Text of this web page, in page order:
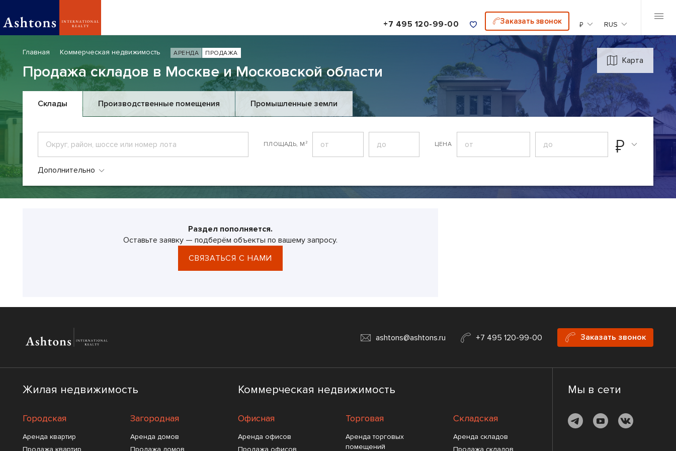
+7 495 120-99-00 Заказать звонок ₽ RUS
Карта
Главная Коммерческая недвижимость АРЕНДА ПРОДАЖА
Продажа складов в Москве и Московской области
Склады Производственные помещения Промышленные земли
ПЛОЩАДЬ, М² ЦЕНА ₽
Дополнительно
Раздел пополняется.
Оставьте заявку — подберём объекты по вашему запросу.
СВЯЗАТЬСЯ С НАМИ
ashtons@ashtons.ru +7 495 120-99-00 Заказать звонок
Жилая недвижимость
Городская
Аренда квартир
Продажа квартир
Загородная
Аренда домов
Продажа домов
Коммерческая недвижимость
Офисная
Аренда офисов
Продажа офисов
Торговая
Аренда торговых
помещений
Складская
Аренда складов
Продажа складов
Мы в сети